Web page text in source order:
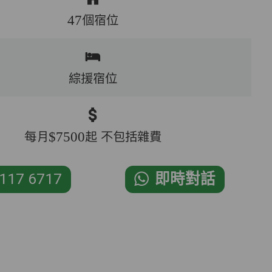
47個宿位
綜援宿位
每月$7500起 不包括雜費
6717 即時對話